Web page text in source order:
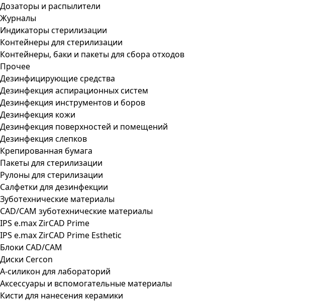
Дозаторы и распылители
Журналы
Индикаторы стерилизации
Контейнеры для стерилизации
Контейнеры, баки и пакеты для сбора отходов
Прочее
Дезинфицирующие средства
Дезинфекция аспирационных систем
Дезинфекция инструментов и боров
Дезинфекция кожи
Дезинфекция поверхностей и помещений
Дезинфекция слепков
Крепированная бумага
Пакеты для стерилизации
Рулоны для стерилизации
Салфетки для дезинфекции
Зуботехнические материалы
CAD/CAM зуботехнические материалы
IPS e.max ZirCAD Prime
IPS e.max ZirCAD Prime Esthetic
Блоки CAD/CAM
Диски Cercon
А-силикон для лабораторий
Аксессуары и вспомогательные материалы
Кисти для нанесения керамики